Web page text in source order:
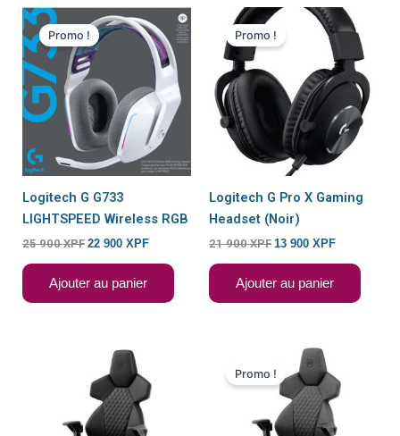
Promo !
Logitech G G733
LIGHTSPEED Wireless RGB
25 900XPF
prix
initial
était :
25
900 XPF.
22 900 XPF
prix
actuel
est :
22
900 XPF.
Ajouter au panier
Promo !
Logitech G Pro X Gaming
Headset (Noir)
21 900XPF
Le
prix
initial
21
900 XPF.
13 900 XPF
Le
prix
actuel
est :
13
900 XPF.
Ajouter au panier
Promo !prix
initial
était :
69
900 XPF.
actuel
est :
900 XPF.